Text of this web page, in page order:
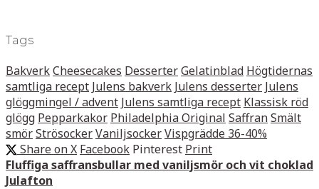
Tags
BakverkCheesecakes DesserterGelatinblad Högtidernas
samtliga recept Julens bakverk Julens desserter Julens
glöggmingel / advent Julens samtliga recept Klassisk röd
glögg Pepparkakor Philadelphia Original SaffranSmält
smörStrösockerVaniljsockerVispgrädde 36-40%
Share on X Facebook Pinterest Print
Fluffiga saffransbullar med vaniljsmör och vit choklad
Julafton